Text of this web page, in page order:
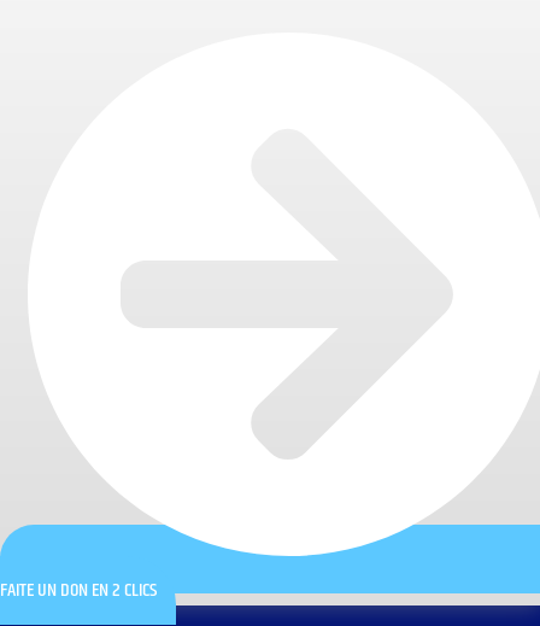
FAITE UN DON EN 2 CLICS